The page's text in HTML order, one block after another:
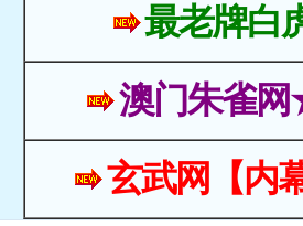
最老牌白
澳门朱雀
玄武网【内